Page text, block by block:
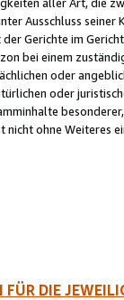
aller Art, die
Ausschluss
Gerichte im
bei einem
oder
oder
ohne Weiteres
DIE